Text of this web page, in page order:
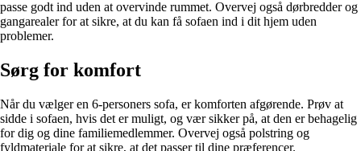
passe godt ind uden at overvinde rummet. Overvej også dørbredder og
gangarealer for at sikre, at du kan få sofaen ind i dit hjem uden
problemer.
Sørg for komfort
Når du vælger en 6-personers sofa, er komforten afgørende. Prøv at
sidde i sofaen, hvis det er muligt, og vær sikker på, at den er behagelig
for dig og dine familiemedlemmer. Overvej også polstring og
fyldmateriale for at sikre, at det passer til dine præferencer.